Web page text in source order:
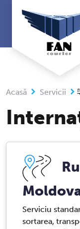
conținut
Acasă Servicii
Serviciu
sortarea,